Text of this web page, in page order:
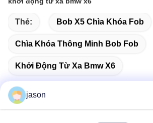
Thẻ: Bob X5 Chìa Khóa Fob
Chìa Khóa Thông Minh Bob Fob
Khởi Động Từ Xa Bmw X6
jason